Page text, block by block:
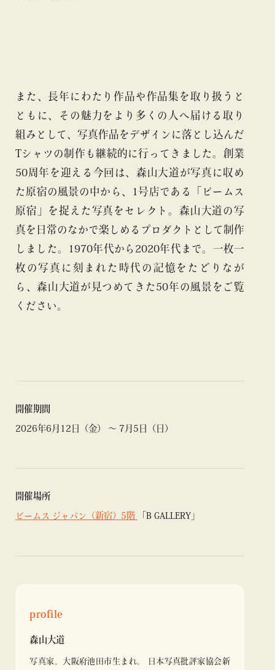
また、長年にわたり作品や作品集を取り扱うと
ともに、その魅力をより多くの人へ届ける取り
組みとして、写真作品をデザインに落とし込んだ
Tシャツの制作も継続的に行ってきました。創業
50周年を迎える今回は、森山大道が写真に収め
た原宿の風景の中から、1号店である「ビームス
原宿」を捉えた写真をセレクト。森山大道の写
真を日常のなかで楽しめるプロダクトとして制作
しました。1970年代から2020年代まで。一枚一
枚の写真に刻まれた時代の記憶をたどりなが
ら、森山大道が見つめてきた50年の風景をご覧
ください。
開催期間
2026年6月12日（金） ～ 7月5日（日）
開催場所
ビームス ジャパン（新宿）5階 「B GALLERY」
profile
森山大道
写真家。大阪府池田市生まれ。 日本写真批評家協会新